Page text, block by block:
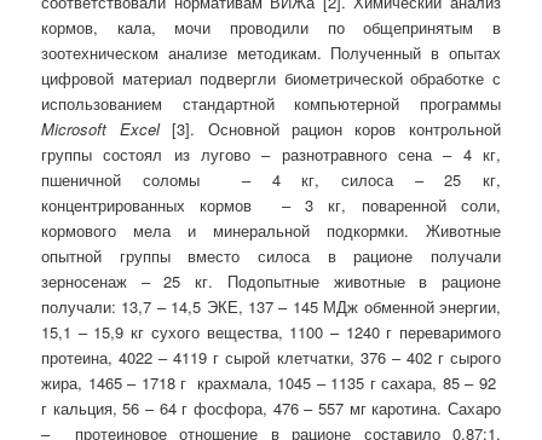
кормов, кала, мочи проводили по общепринятым в
зоотехническом анализе методикам. Полученный в опытах
цифровой материал подвергли биометрической обработке с
использованием стандартной компьютерной программы
Microsoft Excel [3]. Основной рацион коров контрольной
группы состоял из лугово – разнотравного сена – 4 кг,
пшеничной соломы – 4 кг, силоса – 25 кг,
концентрированных кормов – 3 кг, поваренной соли,
кормового мела и минеральной подкормки. Животные
опытной группы вместо силоса в рационе получали
зерносенаж – 25 кг. Подопытные животные в рационе
получали: 13,7 – 14,5 ЭКЕ, 137 – 145 МДж обменной энергии,
15,1 – 15,9 кг сухого вещества, 1100 – 1240 г переваримого
протеина, 4022 – 4119 г сырой клетчатки, 376 – 402 г сырого
жира, 1465 – 1718 г крахмала, 1045 – 1135 г сахара, 85 – 92
г кальция, 56 – 64 г фосфора, 476 – 557 мг каротина. Сахаро
– протеиновое отношение в рационе составило 0,87:1,